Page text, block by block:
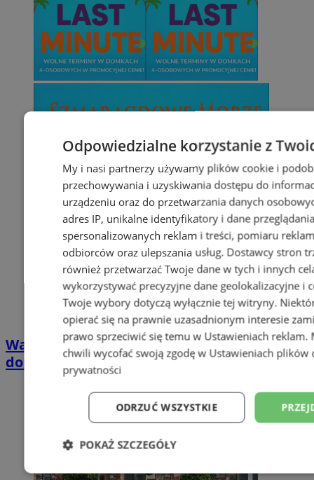
Wakacyjny wypoczynek nad Bałtykiem w
domkach Szmaragdowe Morze
Odpowiedzialne korzystanie z
My i nasi partnerzy używamy plików cookie i
przechowywania i uzyskiwania dostępu do
urządzeniu oraz do przetwarzania danych
adres IP, unikalne identyfikatory i dane
spersonalizowanych reklam i treści, pomiaru
odbiorców oraz ulepszania usług. Dostawcy stron
również przetwarzać Twoje dane w tych i innych
wykorzystywać precyzyjne dane geolokalizacyjne i
Twoje wybory dotyczą wyłącznie tej witryny.
opierać się na prawnie uzasadnionym interesie
prawo sprzeciwić się temu w Ustawieniach reklam.
chwili wycofać swoją zgodę w Ustawieniach plików
prywatności
ODRZUĆ WSZYSTKIE
POKAŻ SZCZEGÓŁY
Niezbędne Wydajność